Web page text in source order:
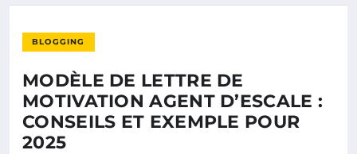
BLOGGING
MODÈLE DE LETTRE DE
MOTIVATION AGENT D’ESCALE :
CONSEILS ET EXEMPLE POUR
2025